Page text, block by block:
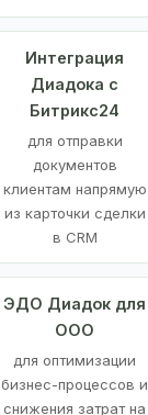
Интеграция
Диадока с
Битрикс24
для отправки
документов
клиентам напрямую
из карточки сделки
в CRM
ЭДО Диадок для
ООО
для оптимизации
бизнес-процессов и
снижения затрат на